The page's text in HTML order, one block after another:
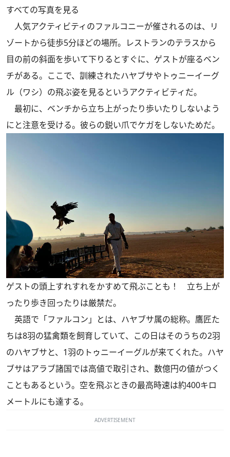
すべての写真を見る
人気アクティビティのファルコニーが催されるのは、リ
ゾートから徒歩5分ほどの場所。レストランのテラスから
目の前の斜面を歩いて下りるとすぐに、ゲストが座るベン
チがある。ここで、訓練されたハヤブサやトゥニーイーグ
ル（ワシ）の飛ぶ姿を見るというアクティビティだ。
最初に、ベンチから立ち上がったり歩いたりしないよう
にと注意を受ける。彼らの鋭い爪でケガをしないためだ。
ゲストの頭上すれすれをかすめて飛ぶことも！ 立ち上が
ったり歩き回ったりは厳禁だ。
英語で「ファルコン」とは、ハヤブサ属の総称。鷹匠た
ちは8羽の猛禽類を飼育していて、この日はそのうちの2羽
のハヤブサと、1羽のトゥニーイーグルが来てくれた。ハヤ
ブサはアラブ諸国では高値で取引され、数億円の値がつく
こともあるという。空を飛ぶときの最高時速は約400キロ
メートルにも達する。
ADVERTISEMENT